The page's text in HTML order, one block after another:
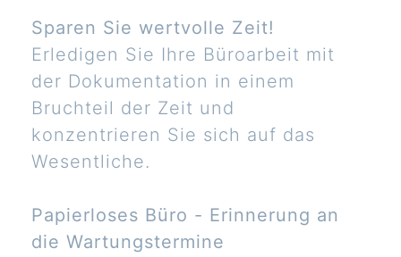
Sparen Sie wertvolle Zeit!
Erledigen Sie Ihre Büroarbeit mit
der Dokumentation in einem
Bruchteil der Zeit und
konzentrieren Sie sich auf das
Wesentliche.
Papierloses Büro - Erinnerung an
die Wartungstermine